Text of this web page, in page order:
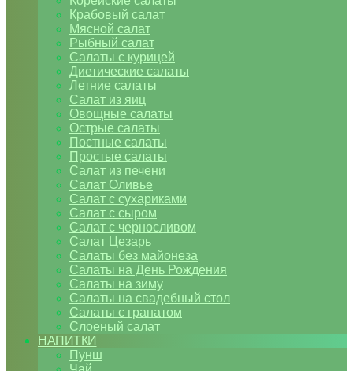
Крабовый салат
Мясной салат
Рыбный салат
Салаты с курицей
Диетические салаты
Летние салаты
Салат из яиц
Овощные салаты
Острые салаты
Постные салаты
Простые салаты
Салат из печени
Салат Оливье
Салат с сухариками
Салат с сыром
Салат с черносливом
Салат Цезарь
Салаты без майонеза
Салаты на День Рождения
Салаты на зиму
Салаты на свадебный стол
Салаты с гранатом
Слоеный салат
НАПИТКИ
Пунш